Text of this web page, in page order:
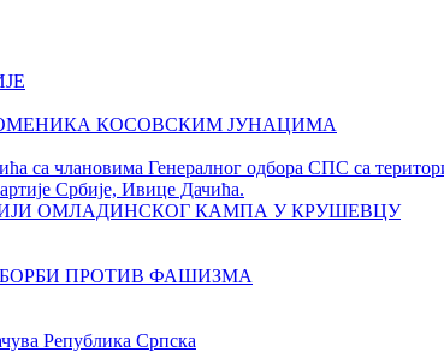
КОСОВСКИМ ЈУНАЦИМА
са члановима Генералног одбора СПС са
Србије, Ивице Дачића.
ОМЛАДИНСКОГ КАМПА У КРУШЕВЦУ
ПРОТИВ ФАШИЗМА
Република Српска